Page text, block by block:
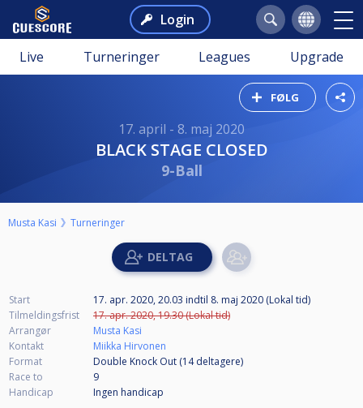
Login
Live Turneringer Leagues Upgrade
FØLG
17. april - 8. maj 2020
BLACK STAGE CLOSED
9-Ball
Musta Kasi Turneringer
Start 17. apr. 2020, 20.03 indtil 8. maj 2020 (Lokal tid)
Tilmeldingsfrist
17. apr. 2020, 19.30 (Lokal tid)
Arrangør
Musta Kasi
Kontakt
Miikka Hirvonen
Format
Double Knock Out (14deltagere)
Race to
9
Handicap
Ingen handicap